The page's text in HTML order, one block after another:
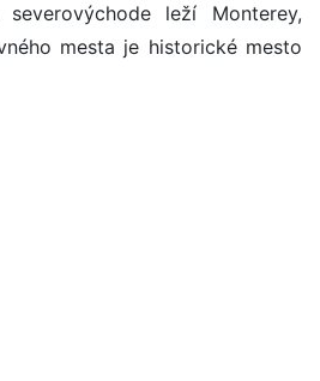
leží Monterey,
mesta je historické mesto